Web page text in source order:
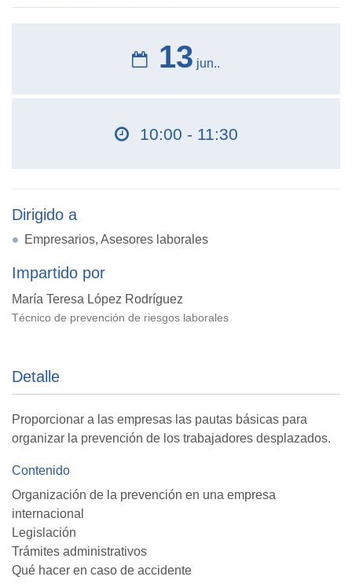
13 jun..
10:00 - 11:30
Dirigido a
Empresarios, Asesores laborales
Impartido por
María Teresa López Rodríguez
Técnico de prevención de riesgos laborales
Detalle
Proporcionar a las empresas las pautas básicas para
organizar la prevención de los trabajadores desplazados.
Contenido
Organización de la prevención en una empresa
internacional
Legislación
Trámites administrativos
Qué hacer en caso de accidente